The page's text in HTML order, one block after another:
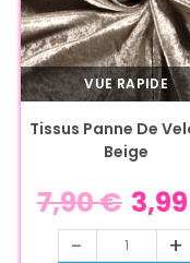
VUE RAPIDE
Tissus Panne De
Beige
7,90€ 3,99
- +